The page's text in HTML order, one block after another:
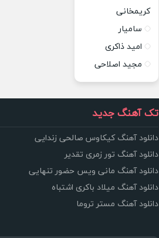
کریمخانی
سامیار
امید ذاکری
مجید اصلاحی
تک آهنگ جدید
دانلود آهنگ کیکاوس صالحی زندایی
دانلود آهنگ تور زمری تقدیر
دانلود آهنگ مانی ویس حضور تنهایی
دانلود آهنگ میلاد باکری اشتباه
دانلود آهنگ مستر تروما